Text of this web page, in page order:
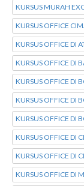
KURSUS MURAH
KURSUS OFFICE
KURSUS OFFICE DI
KURSUS OFFICE DI
KURSUS OFFICE DI
KURSUS OFFICE DI
KURSUS OFFICE DI
KURSUS OFFICE DI
KURSUS OFFICE DI
KURSUS OFFICE DI